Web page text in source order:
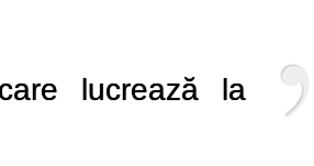
lucrează la